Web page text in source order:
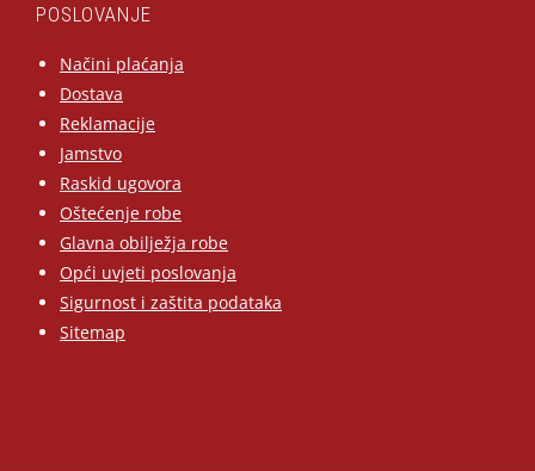
POSLOVANJE
Načini plaćanja
Dostava
Reklamacije
Jamstvo
Raskid ugovora
Oštećenje robe
Glavna obilježja robe
Opći uvjeti poslovanja
Sigurnost i zaštita podataka
Sitemap